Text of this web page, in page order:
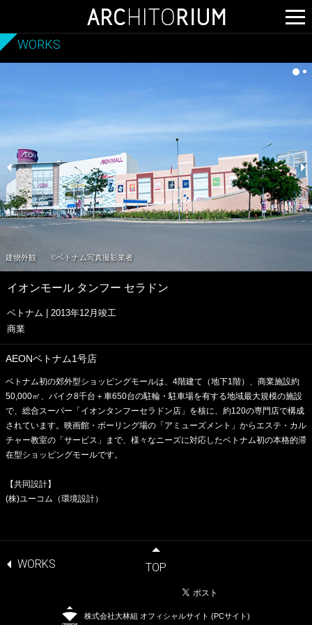
WORKS
建物外観 ©ベトナム写真撮影業者
イオンモール タンフー セラドン
ベトナム | 2013年12月竣工
商業
AEONベトナム1号店
ベトナム初の郊外型ショッピングモールは、4階建て（地下1階）、商業施設約
50,000㎡、バイク8千台＋車650台の駐輪・駐車場を有する地域最大規模の施設
で、総合スーパー「イオンタンフーセラドン店」を核に、約120の専門店で構成
されています。映画館・ボーリング場の「アミューズメント」からエステ・カル
チャー教室の「サービス」まで、様々なニーズに対応したベトナム初の本格的滞
在型ショッピングモールです。
【共同設計】
(株)ユーコム（環境設計）
TOP
WORKS
株式会社大林組 オフィシャルサイト (PCサイト)